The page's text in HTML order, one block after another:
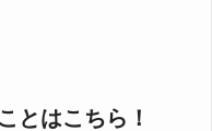
とはこちら！